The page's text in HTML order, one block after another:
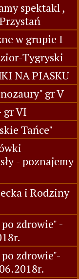
spektakl ,
w grupie I
Tygryski
NA PIASKU
gr V
gr VI
Tańce"
- poznajemy
i Rodziny
zdrowie" -
zdrowie"-